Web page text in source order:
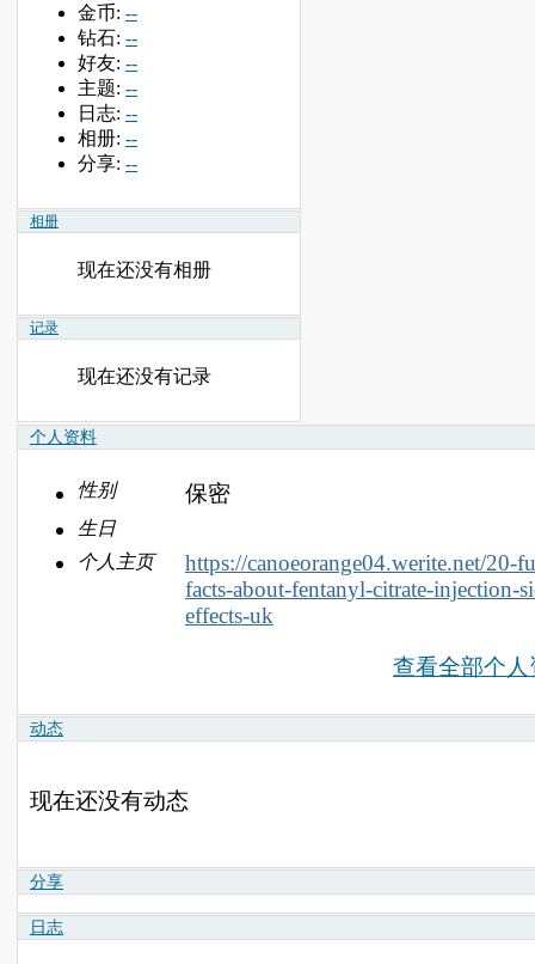
金币: --
钻石: --
好友: --
主题: --
日志: --
相册: --
分享: --
相册
现在还没有相册
记录
现在还没有记录
个人资料
性别 保密
生日
个人主页
https://canoeorange04.werite.net/20-
facts-about-fentanyl-citrate-injection-
effects-uk
查看全部个人
动态
现在还没有动态
分享
日志